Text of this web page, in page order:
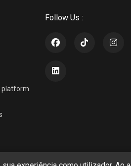
platform
Follow Us :